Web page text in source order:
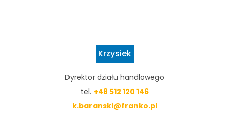
Krzysiek
Dyrektor działu handlowego
tel. +48 512 120 146
k.baranski@franko.pl